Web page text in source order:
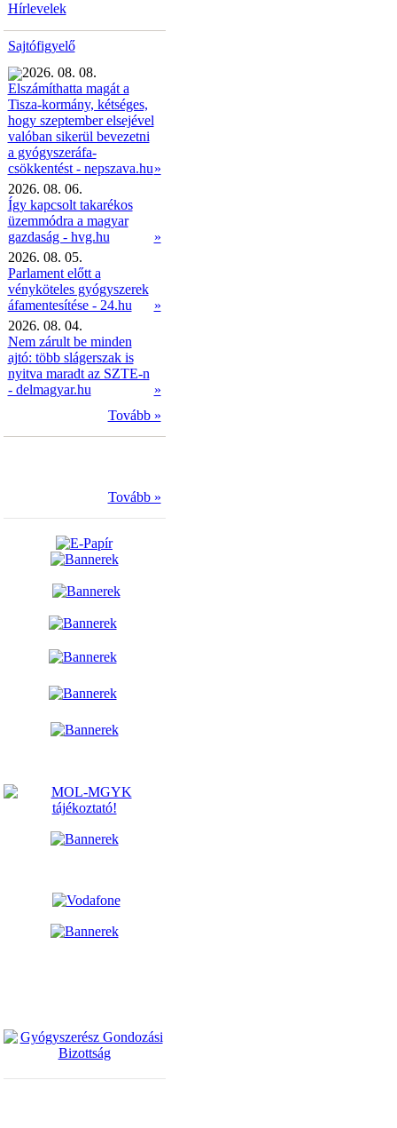
Hírlevelek
Sajtófigyelő
2026. 08. 08.
Elszámíthatta magát a
Tisza-kormány, kétséges,
hogy szeptember elsejével
valóban sikerül bevezetni
a gyógyszeráfa-
csökkentést - nepszava.hu»
2026. 08. 06.
Így kapcsolt takarékos
üzemmódra a magyar
gazdaság - hvg.hu
»
2026. 08. 05.
Parlament előtt a
vényköteles gyógyszerek
áfamentesítése - 24.hu
»
2026. 08. 04.
Nem zárult be minden
ajtó: több slágerszak is
nyitva maradt az SZTE-n
- delmagyar.hu
»
Tovább »
Tovább »